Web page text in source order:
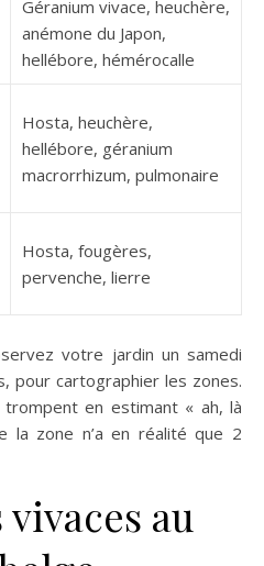
Géranium vivace, heuchère,
anémone du Japon,
hellébore, hémérocalle
Hosta, heuchère,
hellébore, géranium
macrorrhizum, pulmonaire
Hosta, fougères,
pervenche, lierre
votre jardin un samedi
pour cartographier les zones.
en estimant « ah, là
la zone n’a en réalité que 2
au